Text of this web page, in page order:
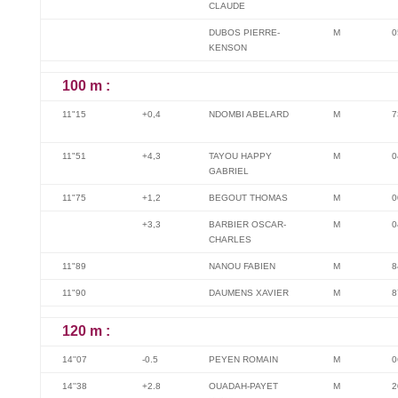
CLAUDE
DUBOS PIERRE-
KENSON
M
100 m :
11"15 +0,4 NDOMBI ABELARD M
11"51 +4,3
TAYOU HAPPY
GABRIEL
M
11"75 +1,2 BEGOUT THOMAS M
+3,3
BARBIER OSCAR-
CHARLES
M
11"89 NANOU FABIEN M
11"90 DAUMENS XAVIER M
120 m :
14''07 -0.5 PEYEN ROMAIN M
14''38 +2.8
OUADAH-PAYET
M